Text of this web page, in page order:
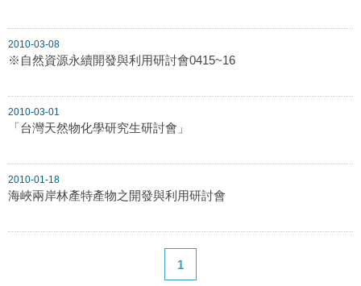
2010-03-08
※自然資源永續開發與利用研討會0415~16
2010-03-01
「台灣天然物化學研究生研討會」
2010-01-18
海峽兩岸林產特產物之開發與利用研討會
1